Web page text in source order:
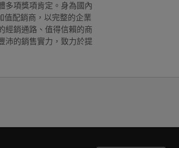
多項獎項肯定。身為國內
值配銷商，以完整的企業
經銷通路、值得信賴的商
沛的銷售實力，致力於提